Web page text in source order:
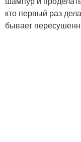
кто первый раз
бывает